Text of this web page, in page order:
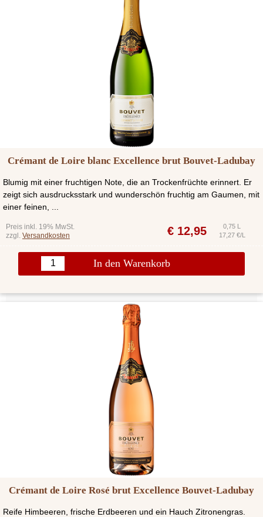
Crémant de Loire blanc Excellence brut Bouvet-Ladubay
Blumig mit einer fruchtigen Note, die an Trockenfrüchte erinnert. Er
zeigt sich ausdrucksstark und wunderschön fruchtig am Gaumen, mit
einer feinen, ...
Preis inkl. 19% MwSt.
zzgl. Versandkosten € 12,95
0,75 L
17,27 €/L
In den Warenkorb
Crémant de Loire Rosé brut Excellence Bouvet-Ladubay
Reife Himbeeren, frische Erdbeeren und ein Hauch Zitronengras.